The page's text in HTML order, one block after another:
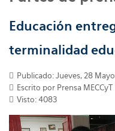
Educación
terminalidad
Publicado: Jueves, 28
Escrito por Prensa MECCyT
Visto: 4083